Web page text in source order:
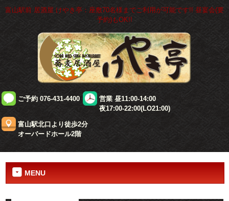
富山駅前 居酒屋 けやき亭：座敷70名様までご利用が可能です!! 昼宴会(要
予約)もOK!!
ご予約 076-431-4400
営業 昼11:00-14:00
夜17:00-22:00(LO21:00)
富山駅北口より徒歩2分
オーバードホール2階
MENU